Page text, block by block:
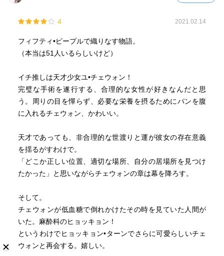
イ・ホが来店して過去を語る場面。音楽がよくて泣いたの
か、親切がありがたくて泣いたのか。そんな場面が私の人
生にもあっただろうか。無かったかもしれない。こんな経
運がよかっただけだ」と謙虚な気持ちを持っているイ・ホ
だからこそ涙を流したのかもしれない。私が思うに「人生
を楽しむための能力」は存在する。素質ではなく、能力
だ。能力は鍛錬することで上昇させることができる。では
積極的に触れ、取り入れる」ことで鍛えられるのだと思
う。普通に生活しているだけではこれはなかなか難しい。
たいてい、意識しなければ同じような毎日を繰り返してし
まうのだから。私にとっての鍛錬は、読書だ。様々な人の
むための能力」を鍛錬しているのだ。
・・・なんだか話が逸れてしまったのでこれくらいにして
4 2021.02.14
フィフティ•ピープルで織りなす物語。
（本当は51人いるらしいけど）
イチ推しは天才少女ユ•チェウォン！
完璧な手術を遂行する、合理的な女性が好きなんだと思
う。周りの目を憚らず、必要な栄養を摂るためにパンを腹
に入れるチェウォン、かわいい。
天才であっても、非合理的な世渡りと運が彼女の存在意義
を揺るがすわけで。
「どこか正しい位置、適切な場所、自分の居場所を見つけ
たかった」と思いながらチェウォンの章は幕を降ろす。
そして。
チェウォンが低血糖で倒れかけたその時を見ていた人間が
いた。麻酔科のヒョッキョン！
というわけでヒョッキョン•ターンでさらに可愛らしいチェ
ウォンと再会する。嬉しい。